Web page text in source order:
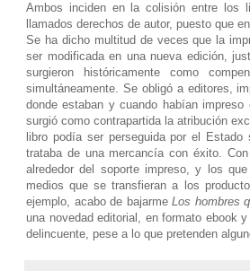
Ambos inciden en la colisión entre los
llamados derechos de autor, puesto que
Se ha dicho multitud de veces que la
ser modificada en una nueva edición,
surgieron históricamente como
simultáneamente. Se obligó a editores,
donde estaban y cuando habían
surgió como contrapartida la atribución
libro podía ser perseguida por el
trataba de una mercancía con éxito.
alrededor del soporte impreso, y los
medios que se transfieran a los
ejemplo, acabo de bajarmeLos hombres
una novedad editorial, en formato ebook
delincuente, pese a lo que pretenden